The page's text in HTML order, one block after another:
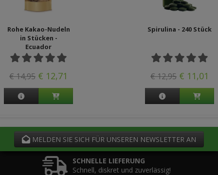
Rohe Kakao-Nudeln
in Stücken -
Ecuador
€ 14,95 € 12,71
Spirulina - 240 Stück
€ 12,95 € 11,01
MELDEN SIE SICH FÜR UNSEREN NEWSLETTER AN
SCHNELLE LIEFERUNG
Schnell, diskret und zuverlässig!